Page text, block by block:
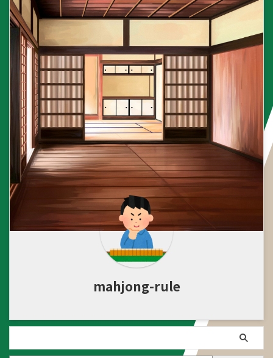
局終了時には、配給原点と基準点
の差額がオカとして計算され ...
mahjong-rule